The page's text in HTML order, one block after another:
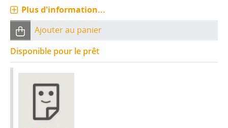
Plus d'information...
Ajouter au panier
Disponible pour le prêt